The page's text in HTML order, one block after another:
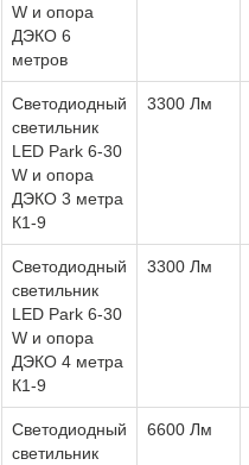
W и опора
ДЭКО 6
метров
Светодиодный
светильник
LED Park 6-30
W и опора
ДЭКО 3 метра
К1-9
3300 Лм
Светодиодный
светильник
LED Park 6-30
W и опора
ДЭКО 4 метра
К1-9
3300 Лм
Светодиодный
светильник
6600 Лм